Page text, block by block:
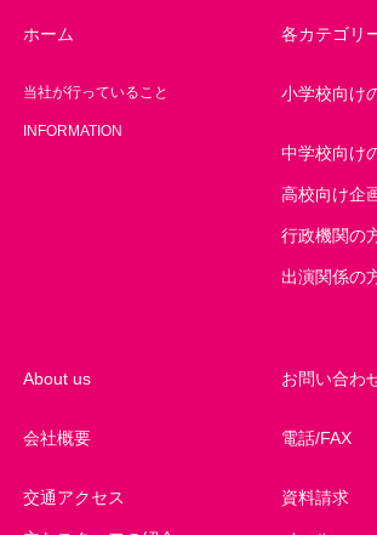
ホーム
当社が行っていること
INFORMATION
各カテゴリ
小学校向け
中学校向け
高校向け企
行政機関の
出演関係の
About us
会社概要
交通アクセス
お問い合わ
電話/FAX
資料請求